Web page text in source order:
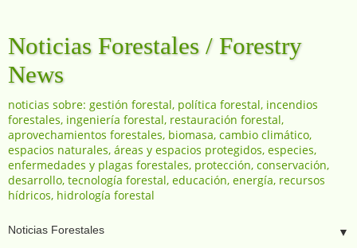
Noticias Forestales / Forestry
News
noticias sobre: gestión forestal, política forestal, incendios
forestales, ingeniería forestal, restauración forestal,
aprovechamientos forestales, biomasa, cambio climático,
espacios naturales, áreas y espacios protegidos, especies,
enfermedades y plagas forestales, protección, conservación,
desarrollo, tecnología forestal, educación, energía, recursos
hídricos, hidrología forestal
▼